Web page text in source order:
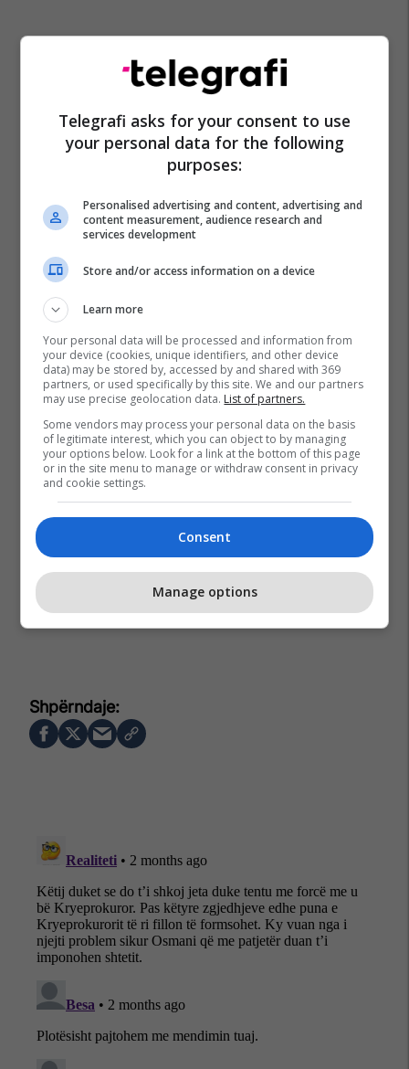
Telegrafi asks for your consent to use
your personal data for the following
purposes:
Personalised advertising and content, advertising and
content measurement, audience research and
services development
Store and/or access information on a device
Learn more
Your personal data will be processed and information from
your device (cookies, unique identifiers, and other device
data) may be stored by, accessed by and shared with 369
partners, or used specifically by this site. We and our partners
may use precise geolocation data. List of partners.
Some vendors may process your personal data on the basis
of legitimate interest, which you can object to by managing
your options below. Look for a link at the bottom of this page
or in the site menu to manage or withdraw consent in privacy
and cookie settings.
Consent
Manage options